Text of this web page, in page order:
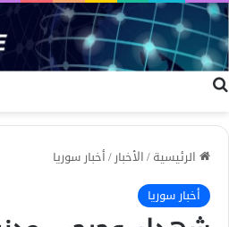
الرئيسية/الأخبار/أخبار سوريا
أخبار سوريا